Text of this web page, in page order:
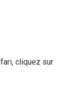
cliquez sur